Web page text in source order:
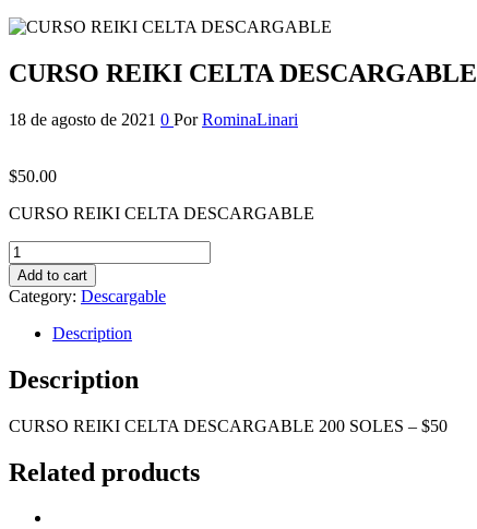
CURSO REIKI CELTA DESCARGABLE
18 de agosto de 2021 0 Por RominaLinari
$50.00
CURSO REIKI CELTA DESCARGABLE
CURSO
REIKI
CELTA
DESCARGABLE
quantity
Add to cart
Category: Descargable
Description
Description
CURSO REIKI CELTA DESCARGABLE 200 SOLES – $50
Related products